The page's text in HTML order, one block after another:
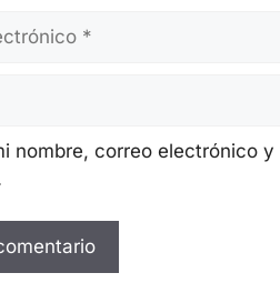
nombre, correo electrónico